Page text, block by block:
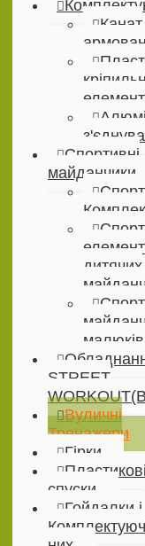
Канат
Спортивні
майданчики
дитячих
малюків
STREET
Вуличні
Тренажери
Гірки
спуски
Гойдалки і